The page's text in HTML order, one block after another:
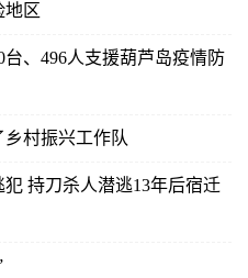
地区
、496人支援葫芦岛疫情防
乡村振兴工作队
持刀杀人潜逃13年后宿迁